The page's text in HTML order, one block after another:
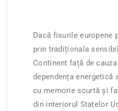
Dacă fisurile europene
prin tradiționala
Continent față de
dependența energetică
cu memorie scurtă și
din interiorul Statelor